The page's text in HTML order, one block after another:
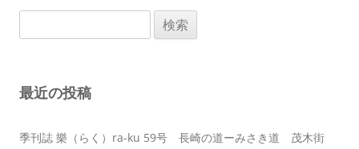
ョ
索:
最近の投稿
季刊誌 樂（らく）ra-ku 59号 長崎の道ーみさき道 茂木街